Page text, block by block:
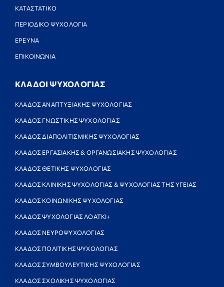
ΚΑΤΑΣΤΑΤΙΚΟ
ΠΕΡΙΟΔΙΚΟ ΨΥΧΟΛΟΓΙΑ
ΕΡΕΥΝΑ
ΕΠΙΚΟΙΝΩΝΙΑ
ΚΛΑΔΟΙ ΨΥΧΟΛΟΓΙΑΣ
ΚΛΑΔΟΣ ΑΝΑΠΤΥΞΙΑΚΗΣ ΨΥΧΟΛΟΓΙΑΣ
ΚΛΑΔΟΣ ΓΝΩΣΤΙΚΗΣ ΨΥΧΟΛΟΓΙΑΣ
ΚΛΑΔΟΣ ΔΙΑΠΟΛΙΤΙΣΜΙΚΗΣ ΨΥΧΟΛΟΓΙΑΣ
ΚΛΑΔΟΣ ΕΡΓΑΣΙΑΚΗΣ & ΟΡΓΑΝΩΣΙΑΚΗΣ ΨΥΧΟΛΟΓΙΑΣ
ΚΛΑΔΟΣ ΘΕΤΙΚΗΣ ΨΥΧΟΛΟΓΙΑΣ
ΚΛΑΔΟΣ ΚΛΙΝΙΚΗΣ ΨΥΧΟΛΟΓΙΑΣ & ΨΥΧΟΛΟΓΙΑΣ ΤΗΣ ΥΓΕΙΑΣ
ΚΛΑΔΟΣ ΚΟΙΝΩΝΙΚΗΣ ΨΥΧΟΛΟΓΙΑΣ
ΚΛΑΔΟΣ ΨΥΧΟΛΟΓΙΑΣ ΛΟΑΤΚΙ+
ΚΛΑΔΟΣ ΝΕΥΡΟΨΥΧΟΛΟΓΙΑΣ
ΚΛΑΔΟΣ ΠΟΛΙΤΙΚΗΣ ΨΥΧΟΛΟΓΙΑΣ
ΚΛΑΔΟΣ ΣΥΜΒΟΥΛΕΥΤΙΚΗΣ ΨΥΧΟΛΟΓΙΑΣ
ΚΛΑΔΟΣ ΣΧΟΛΙΚΗΣ ΨΥΧΟΛΟΓΙΑΣ